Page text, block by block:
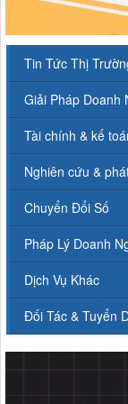
Tin Tức Thị
Giải Pháp Doanh
Tài chính & kế
Nghiên cứu &
Chuyển Đổi Số
Pháp Lý Doanh
Dịch Vụ Khác
Đối Tác & Tuyển